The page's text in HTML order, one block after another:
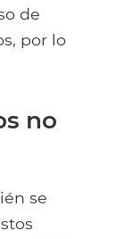
de
por lo
no
se